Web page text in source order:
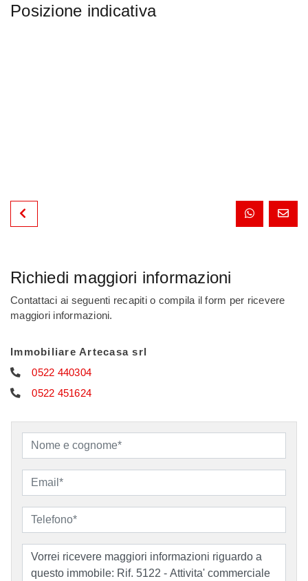
Posizione indicativa
Richiedi maggiori informazioni
Contattaci ai seguenti recapiti o compila il form per ricevere
maggiori informazioni.
Immobiliare Artecasa srl
0522 440304
0522 451624